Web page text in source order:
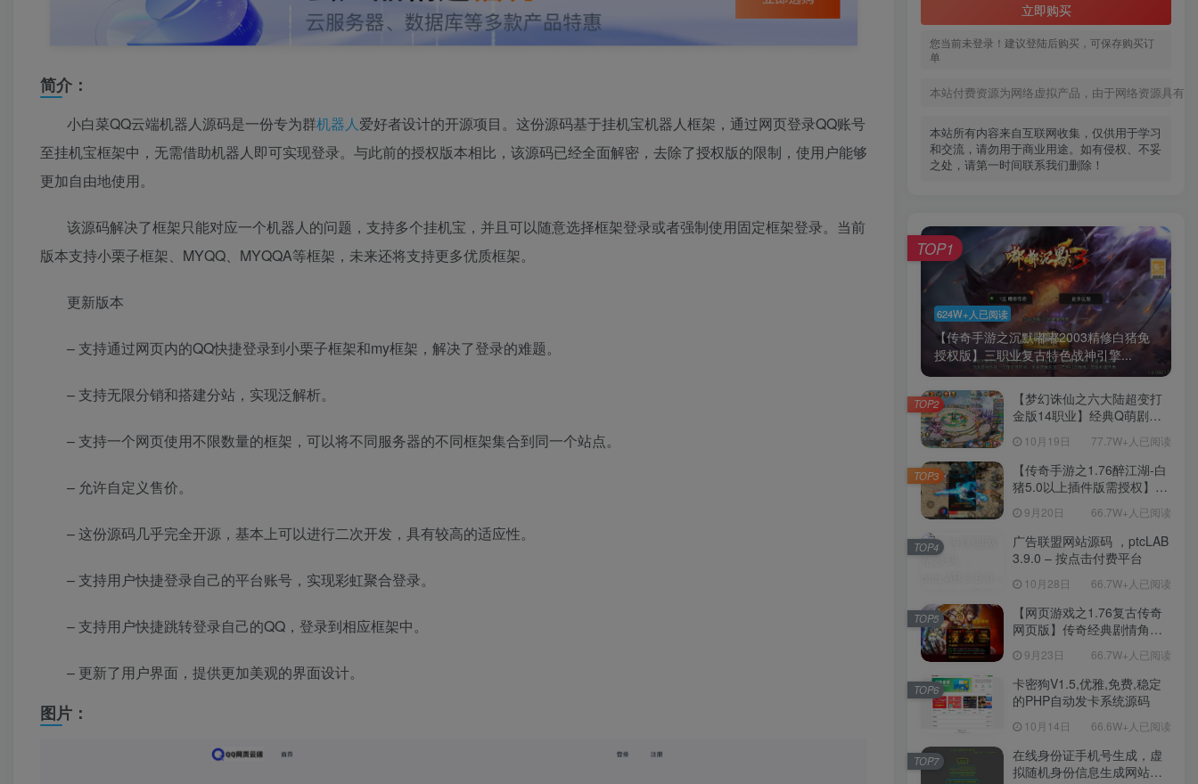
简介：
小白菜QQ云端机器人源码是一份专为群机器人爱好者设计的开源项目。这份源码基于挂机宝机器人框架，通过网页登录QQ账号
至挂机宝框架中，无需借助机器人即可实现登录。与此前的授权版本相比，该源码已经全面解密，去除了授权版的限制，使用户能够
更加自由地使用。
该源码解决了框架只能对应一个机器人的问题，支持多个挂机宝，并且可以随意选择框架登录或者强制使用固定框架登录。当前
版本支持小栗子框架、MYQQ、MYQQA等框架，未来还将支持更多优质框架。
更新版本
– 支持通过网页内的QQ快捷登录到小栗子框架和my框架，解决了登录的难题。
– 支持无限分销和搭建分站，实现泛解析。
– 支持一个网页使用不限数量的框架，可以将不同服务器的不同框架集合到同一个站点。
– 允许自定义售价。
– 这份源码几乎完全开源，基本上可以进行二次开发，具有较高的适应性。
– 支持用户快捷登录自己的平台账号，实现彩虹聚合登录。
– 支持用户快捷跳转登录自己的QQ，登录到相应框架中。
– 更新了用户界面，提供更加美观的界面设计。
图片：
立即购买
您当前未登录！建议登陆后购买，可保存购买订
单
本站付费资源为网络虚拟产品，由于网络资源具有
本站所有内容来自互联网收集，仅供用于学习
和交流，请勿用于商业用途。如有侵权、不妥
之处，请第一时间联系我们删除！
624W+人已阅读
【传奇手游之沉默嘟嘟2003精修白猪免
授权版】三职业复古特色战神引擎...
TOP1
【梦幻诛仙之六大陆超变打
金版14职业】经典Q萌剧情
Linux服务端源码视频架设教
程-新版多功能GM网页后台
工具-安卓苹果IOS双端版
本！
10月19日 77.7W+人已阅读
TOP2
【传奇手游之1.76醉江湖-白
猪5.0以上插件版需授权】三
手游-Win服务端源码视频架
设教程-新版GM多功能网页
授权物品后台-九层妖塔-法宠
直冲网页后台-安卓苹果IOS
双端版本！
9月20日 66.7W+人已阅读
TOP3
广告联盟网站源码 ，ptcLAB
3.9.0 – 按点击付费平台
10月28日 66.7W+人已阅读
TOP4
【网页游戏之1.76复古传奇
网页版】传奇经典剧情角色
扮演网页游戏-一键单机-打包
Win服务端源码视频架设教
程！
9月23日 66.7W+人已阅读
TOP5
卡密狗V1.5,优雅,免费,稳定
的PHP自动发卡系统源码
10月14日 66.6W+人已阅读
TOP6
在线身份证手机号生成，虚
拟随机身份信息生成网站源
TOP7